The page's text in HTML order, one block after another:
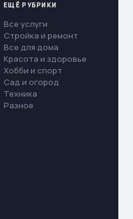
ЕЩЁ РУБРИКИ
Все услуги
Стройка и ремонт
Все для дома
Красота и здоровье
Хобби и спорт
Сад и огород
Техника
Разное